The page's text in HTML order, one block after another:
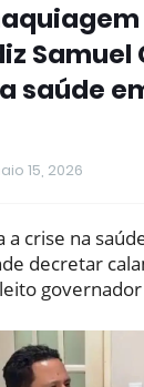
Samuel
saúde
15, 2026
a crise na
decretar